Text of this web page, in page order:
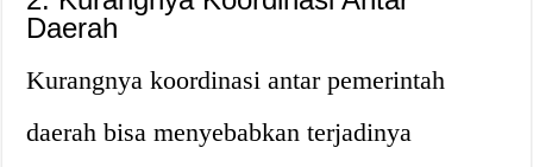
Daerah
Kurangnya koordinasi antar pemerintah
daerah bisa menyebabkan terjadinya